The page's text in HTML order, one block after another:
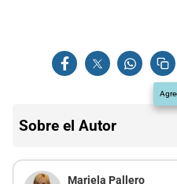
Sobre el Autor
Mariela Pallero